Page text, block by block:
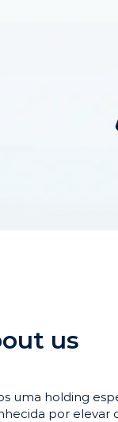
us
uma holding
por elevar